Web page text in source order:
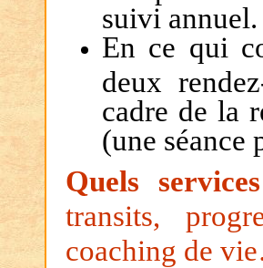
suivi annuel.
En ce qui
deux
cadre de la
(une séance
Quels
transits,
coaching de